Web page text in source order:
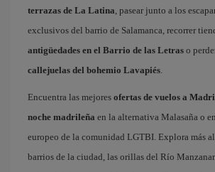
terrazas de La Latina, pasear junto a los
exclusivos del barrio de Salamanca, recorrer
antigüedades en el Barrio de las Letras o
callejuelas del bohemio Lavapiés.
Encuentra las mejores ofertas de vuelos a
noche madrileña en la alternativa Malasaña o
europeo de la comunidad LGTBI. Explora más
barrios de la ciudad, las orillas del Río